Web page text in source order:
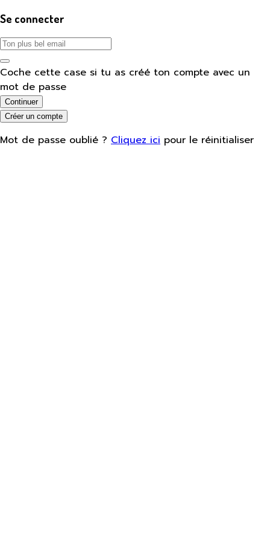
Se connecter
Coche cette case si tu as créé ton compte avec un
mot de passe
Continuer
Créer un compte
Mot de passe oublié ? Cliquez ici pour le réinitialiser